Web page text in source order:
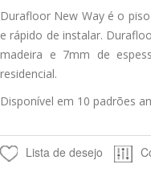
Durafloor New Way é o
e rápido de instalar.
madeira e 7mm de
residencial.
Disponível em 10 padrões
Lista de desejo